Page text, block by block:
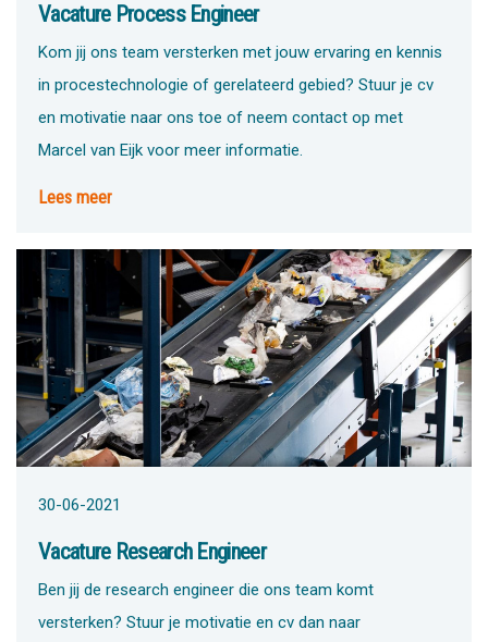
Vacature Process Engineer
Kom jij ons team versterken met jouw ervaring en kennis
in procestechnologie of gerelateerd gebied? Stuur je cv
en motivatie naar ons toe of neem contact op met
Marcel van Eijk voor meer informatie.
Lees meer
30-06-2021
Vacature Research Engineer
Ben jij de research engineer die ons team komt
versterken? Stuur je motivatie en cv dan naar